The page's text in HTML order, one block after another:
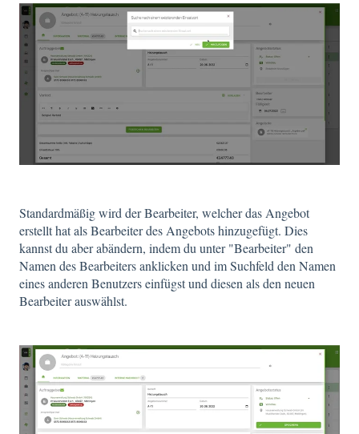
Standardmäßig wird der Bearbeiter, welcher das Angebot
erstellt hat als Bearbeiter des Angebots hinzugefügt. Dies
kannst du aber abändern, indem du unter "Bearbeiter" den
Namen des Bearbeiters anklicken und im Suchfeld den Namen
eines anderen Benutzers einfügst und diesen als den neuen
Bearbeiter auswählst.